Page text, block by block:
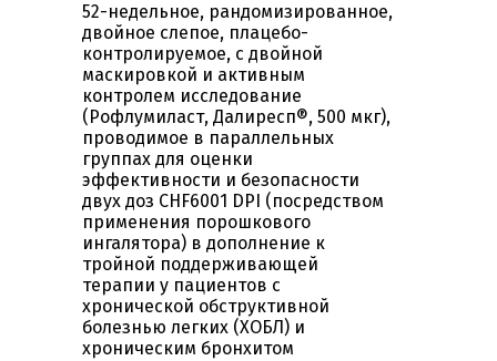
52-недельное, рандомизированное,
двойное слепое, плацебо-
контролируемое, с двойной
маскировкой и активным
контролем исследование
(Рофлумиласт, Далиресп®, 500 мкг),
проводимое в параллельных
группах для оценки
эффективности и безопасности
двух доз CHF6001 DPI (посредством
применения порошкового
ингалятора) в дополнение к
тройной поддерживающей
терапии у пациентов с
хронической обструктивной
болезнью легких (ХОБЛ) и
хроническим бронхитом